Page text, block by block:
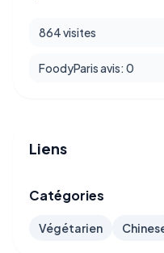
864 visites
FoodyParis avis: 0
Liens
Catégories
Végétarien